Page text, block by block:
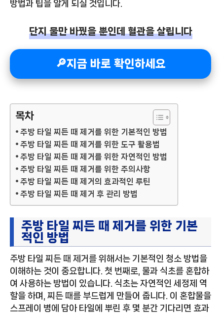
방법과 팁을 알게 되실 것입니다.
단지 물만 바꿨을 뿐인데 혈관을 살립니다
🔎지금 바로 확인하세요
목차
주방 타일 찌든 때 제거를 위한 기본적인 방법
주방 타일 찌든 때 제거를 위한 도구 활용법
주방 타일 찌든 때 제거를 위한 자연적인 방법
주방 타일 찌든 때 제거를 위한 주의사항
주방 타일 찌든 때 제거의 효과적인 루틴
주방 타일 찌든 때 제거 후 관리 방법
주방 타일 찌든 때 제거를 위한 기본
적인 방법
주방 타일 찌든 때 제거를 위해서는 기본적인 청소 방법을
이해하는 것이 중요합니다. 첫 번째로, 물과 식초를 혼합하
여 사용하는 방법이 있습니다. 식초는 자연적인 세정제 역
할을 하며, 찌든 때를 부드럽게 만들어 줍니다. 이 혼합물을
스프레이 병에 담아 타일에 뿌린 후 몇 분간 기다리면 효과